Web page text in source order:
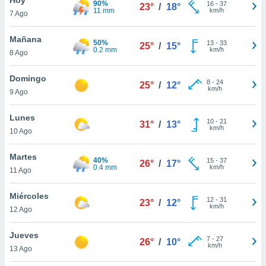
y
en
más
de
7 Ago
90%
11 mm
23° / 18° 16- 37
km/h
Mañana
8 Ago
50%
0.2 mm
25° / 15° 13- 33
km/h
Domingo
9 Ago
25° / 12° 8- 24
km/h
Lunes
10 Ago
31° / 13° 10- 21
km/h
Martes
11 Ago
40%
0.4 mm
26° / 17° 15- 37
km/h
Miércoles
12 Ago
23° / 12° 12- 31
km/h
Jueves
13 Ago
26° / 10° 7- 27
km/h